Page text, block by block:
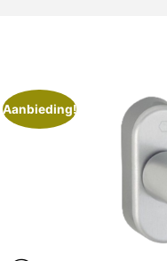
Aanbieding!